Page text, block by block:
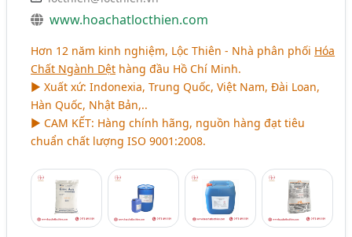
www.hoachatlocthien.com
Hơn 12 năm kinh nghiệm, Lộc Thiên - Nhà phân phối Hóa
Chất Ngành Dệt hàng đầu Hồ Chí Minh.
► Xuất xứ: Indonexia, Trung Quốc, Việt Nam, Đài Loan,
Hàn Quốc, Nhật Bản,..
► CAM KẾT: Hàng chính hãng, nguồn hàng đạt tiêu
chuẩn chất lượng ISO 9001:2008.